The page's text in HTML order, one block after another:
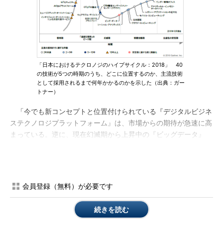
「日本におけるテクロノジのハイプサイクル：2018」 40
の技術が5つの時期のうち、どこに位置するのか、主流技術
として採用されるまで何年かかるのかを示した（出典：ガー
トナー）
「今でも新コンセプトと位置付けられている『デジタルビジネ
ステクノロジプラットフォーム』は、市場からの期待が急速に高
まっている。逆に、現在幻滅期から上昇中の『ビッグデータ』
表現は使われなくなり、業種・業務特化型ソリューションの一部
として広がっていくだろう」
会員登録（無料）が必要です
続きを読む